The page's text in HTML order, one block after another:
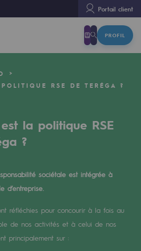
Portail client
PROFIL
de la transition énergétique
adaptative et ouverte
et Collaboratif
RSE DE TERÉGA ?
la politique RSE
?
sociétale est intégrée à
d’entreprise.
réfléchies pour concourir à la fois au
de nos activités et à celui de nos
principalement sur :